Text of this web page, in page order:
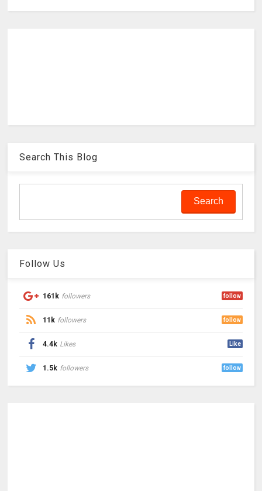
Search This Blog
Follow Us
161k followers follow
11k followers follow
4.4k Likes Like
1.5k followers follow